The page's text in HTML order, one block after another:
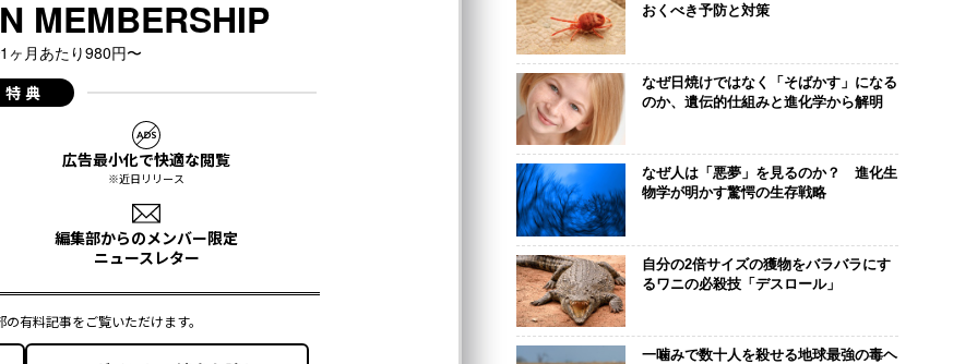
おくべき予防と対策
なぜ日焼けではなく「そばかす」になる
のか、遺伝的仕組みと進化学から解明
なぜ人は「悪夢」を見るのか？ 進化生
物学が明かす驚愕の生存戦略
自分の2倍サイズの獲物をバラバラにす
るワニの必殺技「デスロール」
一噛みで数十人を殺せる地球最強の毒ヘ